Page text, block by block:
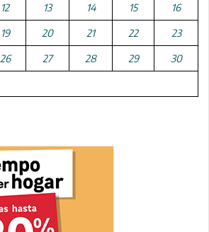
12 13 14 15 16
19 20 21 22 23
26 27 28 29 30